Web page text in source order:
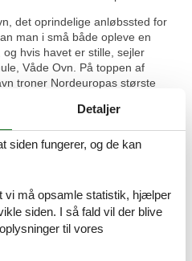
det oprindelige anløbssted for
man i små både opleve en
hvis havet er stille, sejler
Våde Ovn. På toppen af
troner Nordeuropas største
fjeldsø. I søen er der mange
ål. På skrænterne fanges der store
langs rørskoven. Fiskekort
eller ta’ bilen og drag på
af Danmarks i alt syv
rundkirke ligger i Østerlars,
Detaljer
siden fungerer, og de kan
vi må opsamle statistik, hjælper
siden. I så fald vil der blive
til vores